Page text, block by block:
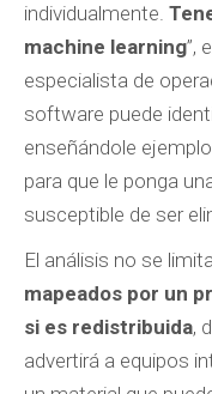
individualmente.
machine learning”,
especialista de
software puede
enseñándole
para que le ponga
susceptible de ser
El análisis no se
mapeados por un
si es redistribuida,
advertirá a equipos